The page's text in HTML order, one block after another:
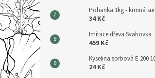
Pohanka 1kg - krmná
34 Kč
Imitace dřeva Svahovka
459 Kč
Kyselina sorbová E 200
24 Kč